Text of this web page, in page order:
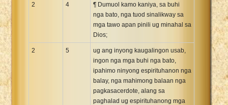
2 4
¶ Dumuol kamo kaniya, sa buhi
nga bato, nga tuod sinalikway sa
mga tawo apan pinili ug minahal sa
Dios;
2 5
ug ang inyong kaugalingon usab,
ingon nga mga buhi nga bato,
ipahimo ninyong espirituhanon nga
balay, nga mahimong balaan nga
pagkasacerdote, alang sa
paghalad ug espirituhanong mga